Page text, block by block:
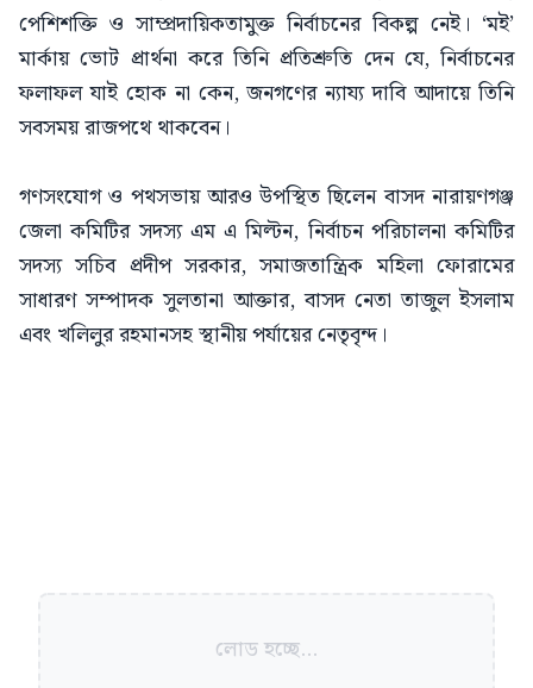
পেশিশক্তি ও সাম্প্রদায়িকতামুক্ত নির্বাচনের বিকল্প নেই। ‘মই’
মার্কায় ভোট প্রার্থনা করে তিনি প্রতিশ্রুতি দেন যে, নির্বাচনের
ফলাফল যাই হোক না কেন, জনগণের ন্যায্য দাবি আদায়ে তিনি
সবসময় রাজপথে থাকবেন।
গণসংযোগ ও পথসভায় আরও উপস্থিত ছিলেন বাসদ নারায়ণগঞ্জ
জেলা কমিটির সদস্য এম এ মিল্টন, নির্বাচন পরিচালনা কমিটির
সদস্য সচিব প্রদীপ সরকার, সমাজতান্ত্রিক মহিলা ফোরামের
সাধারণ সম্পাদক সুলতানা আক্তার, বাসদ নেতা তাজুল ইসলাম
এবং খলিলুর রহমানসহ স্থানীয় পর্যায়ের নেতৃবৃন্দ।
লোড হচ্ছে...